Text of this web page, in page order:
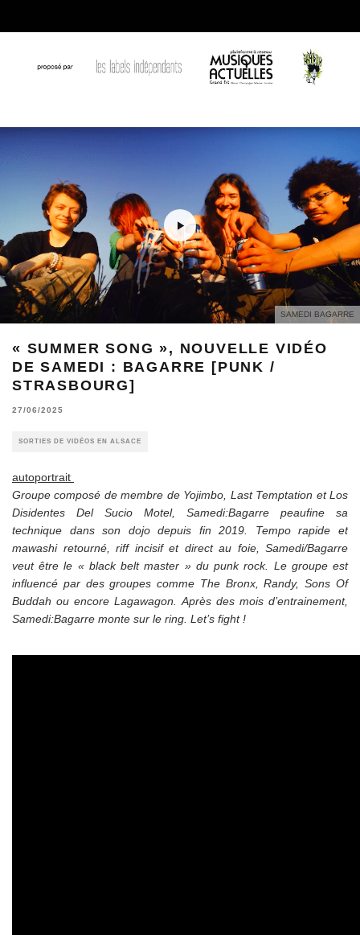
SAMEDI BAGARRE
« SUMMER SONG », NOUVELLE VIDÉO
DE SAMEDI : BAGARRE [PUNK /
STRASBOURG]
27/06/2025
SORTIES DE VIDÉOS EN ALSACE
autoportrait
Groupe composé de membre de Yojimbo, Last Temptation et Los
Disidentes Del Sucio Motel, Samedi:Bagarre peaufine sa
technique dans son dojo depuis fin 2019. Tempo rapide et
mawashi retourné, riff incisif et direct au foie, Samedi/Bagarre
veut être le « black belt master » du punk rock. Le groupe est
influencé par des groupes comme The Bronx, Randy, Sons Of
Buddah ou encore Lagawagon. Après des mois d’entrainement,
Samedi:Bagarre monte sur le ring. Let’s fight !